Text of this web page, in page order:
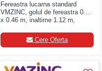
Fereastra lucarna standard
VMZINC, golul de fereastra 0.75
x 0.46 m, inaltime 1.12 m,
Cere Oferta